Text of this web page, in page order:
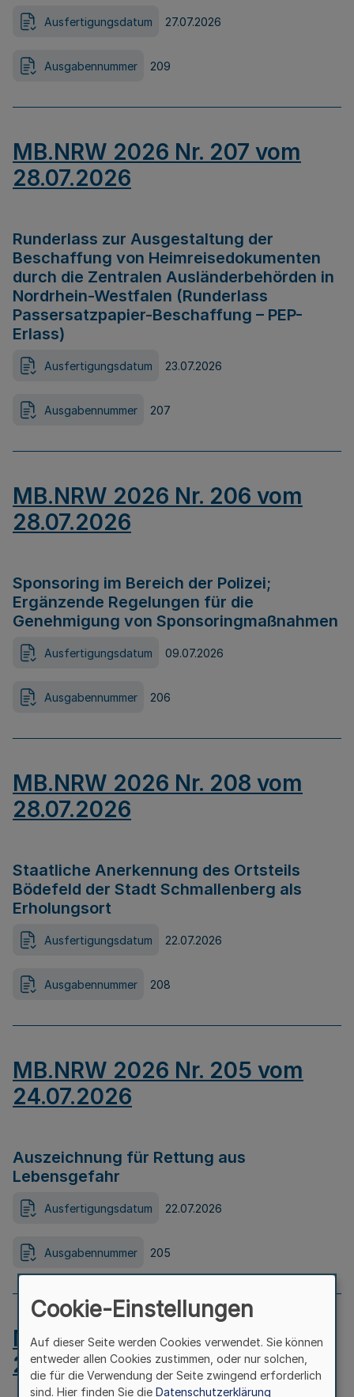
Ausfertigungsdatum 27.07.2026
Ausgabennummer 209
MB.NRW 2026 Nr. 207 vom
28.07.2026
Runderlass zur Ausgestaltung der
Beschaffung von Heimreisedokumenten
durch die Zentralen Ausländerbehörden in
Nordrhein-Westfalen (Runderlass
Passersatzpapier-Beschaffung – PEP-
Erlass)
Ausfertigungsdatum 23.07.2026
Ausgabennummer 207
MB.NRW 2026 Nr. 206 vom
28.07.2026
Sponsoring im Bereich der Polizei;
Ergänzende Regelungen für die
Genehmigung von Sponsoringmaßnahmen
Ausfertigungsdatum 09.07.2026
Ausgabennummer 206
MB.NRW 2026 Nr. 208 vom
28.07.2026
Staatliche Anerkennung des Ortsteils
Bödefeld der Stadt Schmallenberg als
Erholungsort
Ausfertigungsdatum 22.07.2026
Ausgabennummer 208
MB.NRW 2026 Nr. 205 vom
24.07.2026
Auszeichnung für Rettung aus
Lebensgefahr
Ausfertigungsdatum 22.07.2026
Ausgabennummer 205
MB.NRW 2026 Nr. 204 vom
24.07.2026
Cookie-Einstellungen
Auf dieser Seite werden Cookies verwendet. Sie können
entweder allen Cookies zustimmen, oder nur solchen,
die für die Verwendung der Seite zwingend erforderlich
sind. Hier finden Sie die Datenschutzerklärung